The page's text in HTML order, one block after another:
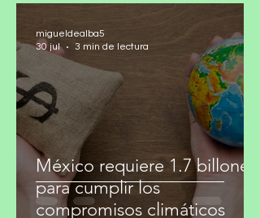
México requiere 1.7 billones
para cumplir los
compromisos climáticos
migueldealba5
30 jul
3 min de lectura